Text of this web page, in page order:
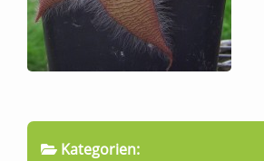
Kategorien: